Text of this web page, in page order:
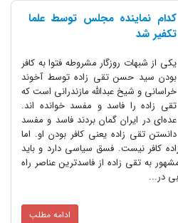
کدام نماینده مجلس توسط علما
تکفیر شد
از شبهات روزگار مشروطه فتوا به کافر
سید حسن تقی زاده توسط آخوند
و شیخ عبدالله مازندرانی است که
زاده را فاسد و مفسد خوانده اند.
در ایران گمان بردند فاسد و مفسد
تقی زاده یعنی کافر بودن او. اما
کافر نیست. فسق سیاسی دارد و باید
به تقی زاده از فاسد‌ترین عناصر راه
در...
ادامه مطلب